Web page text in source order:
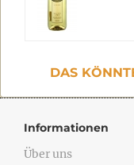
DAS
Informationen
Über uns